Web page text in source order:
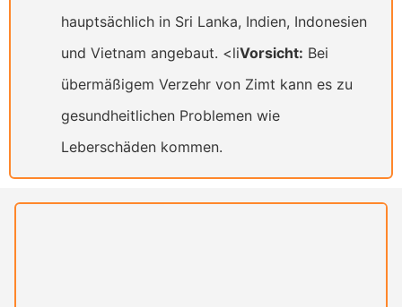
hauptsächlich in Sri Lanka, Indien, Indonesien
und Vietnam angebaut. <liVorsicht: Bei
übermäßigem Verzehr von Zimt kann es zu
gesundheitlichen Problemen wie
Leberschäden kommen.